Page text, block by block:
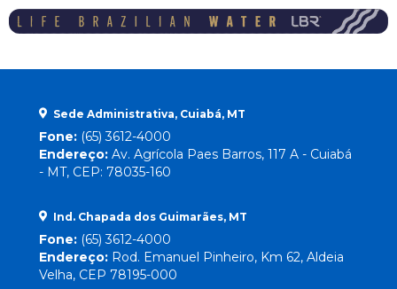
Sede Administrativa, Cuiabá, MT
Fone: (65) 3612-4000
Endereço: Av. Agrícola Paes Barros, 117 A - Cuiabá
- MT, CEP: 78035-160
Ind. Chapada dos Guimarães, MT
Fone: (65) 3612-4000
Endereço: Rod. Emanuel Pinheiro, Km 62, Aldeia
Velha, CEP 78195-000